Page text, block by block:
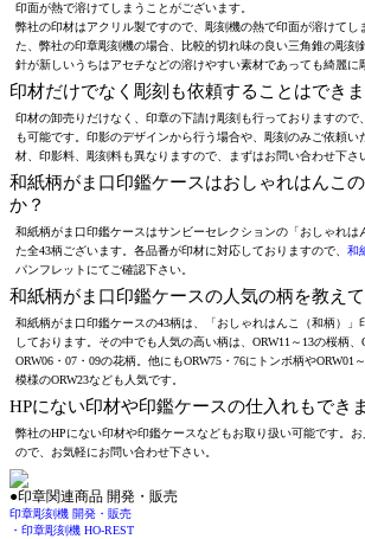
印面が熱で溶けてしまうことがございます。
弊社の印材はアクリル製ですので、彫刻機の熱で印面が溶けてし
た、弊社の印章彫刻機の場合、比較的切れ味の良い三角錐の彫刻
針が新しいうちはアセチなどの溶けやすい素材であっても綺麗に
印材だけでなく彫刻も依頼することはできま
印材の卸売りだけなく、印章の下請け彫刻も行っておりますので
も可能です。印影のデザインから行う場合や、彫刻のみご依頼
材、印影料、彫刻料も異なりますので、まずはお問い合わせ下さ
和紙柄がま口印鑑ケースはおしゃれはんこ
か？
和紙柄がま口印鑑ケースはサンビーセレクションの「おしゃれは
た全43柄ございます。各品番が印材に対応しておりますので、 和
パンフレットにてご確認下さい。
和紙柄がま口印鑑ケースの人気の柄を教え
和紙柄がま口印鑑ケースの43柄は、「おしゃれはんこ（和柄）」
しております。その中でも人気の高い柄は、ORW11～13の桜柄、
ORW06・07・09の花柄。他にもORW75・76にトンボ柄やORW01
模様のORW23なども人気です。
HPにない印材や印鑑ケースの仕入れもでき
弊社のHPにない印材や印鑑ケースなどもお取り扱い可能です。
ので、お気軽にお問い合わせ下さい。
●印章関連商品 開発・販売
印章彫刻機 開発・販売
・印章彫刻機 HO-REST